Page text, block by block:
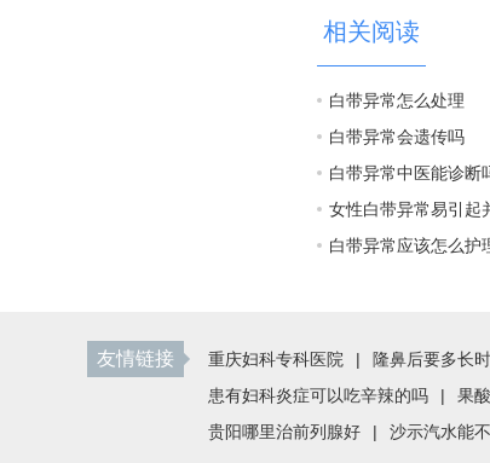
相关阅读
白带异常怎么处理
白带异常会遗传吗
白带异常中医能诊断
女性白带异常易引起
白带异常应该怎么护
友情链接 重庆妇科专科医院 | 隆鼻后要多长
患有妇科炎症可以吃辛辣的吗
| 果
贵阳哪里治前列腺好
| 沙示汽水能